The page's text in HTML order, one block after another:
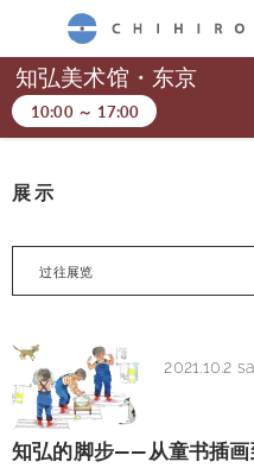
CHIHIRO ART MUSEUM
知弘美术馆・东京
10:00～ 17:00
展示
过往展览
2021.10.2
知弘的脚步——从童书插画